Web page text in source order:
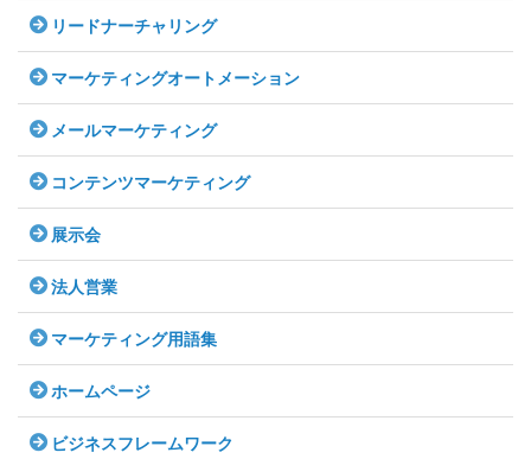
リードナーチャリング
マーケティングオートメーション
メールマーケティング
コンテンツマーケティング
展示会
法人営業
マーケティング用語集
ホームページ
ビジネスフレームワーク